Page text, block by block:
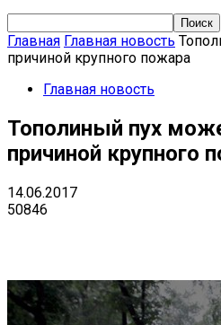
Главная Главная новость
причиной крупного пожара
Главная новость
Тополиный пух
причиной крупного
14.06.2017
50846